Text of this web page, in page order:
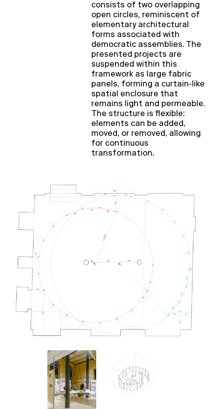
consists of two overlapping
open circles, reminiscent of
elementary architectural
forms associated with
democratic assemblies. The
presented projects are
suspended within this
framework as large fabric
panels, forming a curtain-like
spatial enclosure that
remains light and permeable.
The structure is flexible:
elements can be added,
moved, or removed, allowing
for continuous
transformation.